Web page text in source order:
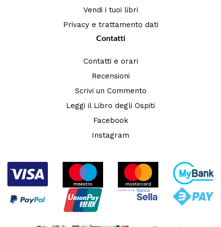
Vendi i tuoi libri
Privacy e trattamento dati
Contatti
Contatti e orari
Recensioni
Scrivi un Commento
Leggi il Libro degli Ospiti
Facebook
Instagram